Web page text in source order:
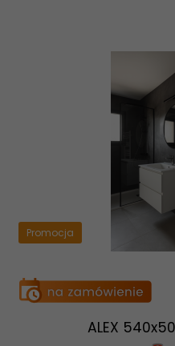
Promocja
ALEX